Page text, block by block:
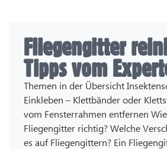
Fliegengitter
Tipps vom
Themen in der Übersicht
Einkleben – Klettbänder oder
vom Fensterrahmen entfernen
Fliegengitter richtig? Welche
es auf Fliegengittern? Ein